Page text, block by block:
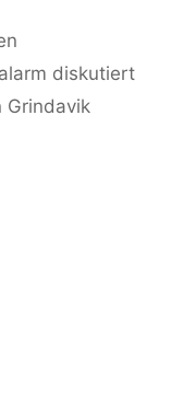
diskutiert
Grindavik